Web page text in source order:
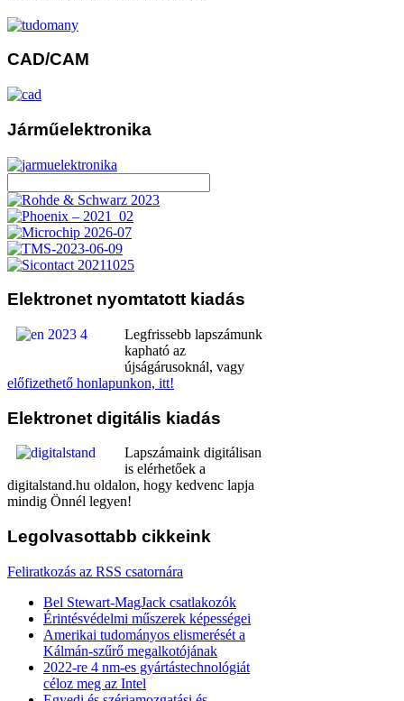
CAD/CAM
Járműelektronika
Elektronet nyomtatott kiadás
Legfrissebb lapszámunk
kapható az
újságárusoknál, vagy
előfizethető honlapunkon, itt!
Elektronet digitális kiadás
Lapszámaink digitálisan
is elérhetőek a
digitalstand.hu oldalon, hogy kedvenc lapja
mindig Önnél legyen!
Legolvasottabb cikkeink
Feliratkozás az RSS csatornára
Bel Stewart-MagJack csatlakozók
Érintésvédelmi műszerek képességei
Amerikai tudományos elismerését a
Kálmán-szűrő megalkotójának
2022-re 4 nm-es gyártástechnológiát
céloz meg az Intel